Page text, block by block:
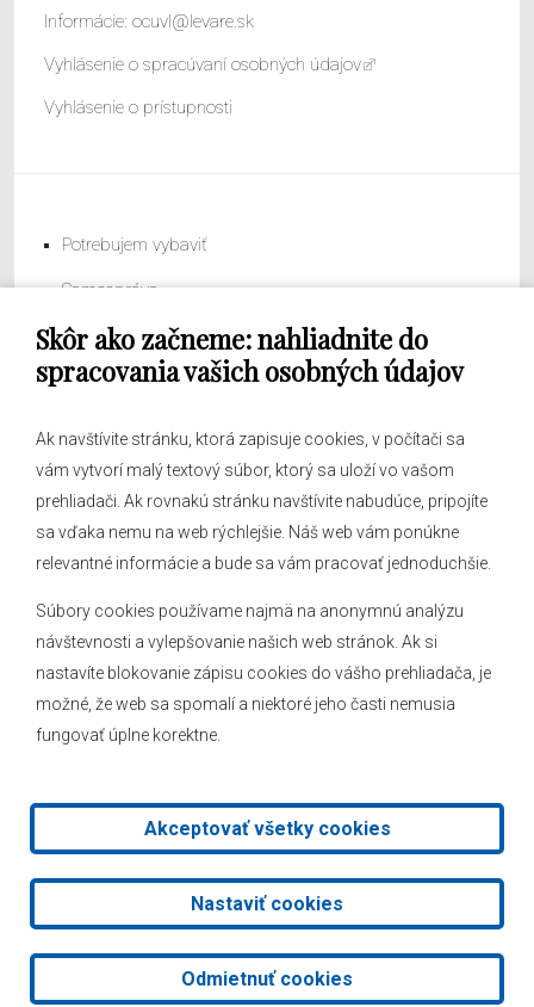
Skôr ako začneme: nahliadnite do
spracovania vašich osobných údajov
Ak navštívite stránku, ktorá zapisuje cookies, v počítači sa
vám vytvorí malý textový súbor, ktorý sa uloží vo vašom
prehliadači. Ak rovnakú stránku navštívite nabudúce, pripojíte
sa vďaka nemu na web rýchlejšie. Náš web vám ponúkne
relevantné informácie a bude sa vám pracovať jednoduchšie.
Súbory cookies používame najmä na anonymnú analýzu
návštevnosti a vylepšovanie našich web stránok. Ak si
nastavíte blokovanie zápisu cookies do vášho prehliadača, je
možné, že web sa spomalí a niektoré jeho časti nemusia
fungovať úplne korektne.
Akceptovať všetky cookies
Nastaviť cookies
Odmietnuť cookies
Informácie: ocuvl@levare.sk
Vyhlásenie o spracúvaní osobných údajov
Vyhlásenie o prístupnosti
Potrebujem vybaviť
Samospráva
Obecný úrad
O obci
Hlásenia obecného rozhlasu
Kontakt
Mapa stránok
2026 © Obec Veľké Leváre|Tvorba web stránok
AlejTech, spol. s r.o.